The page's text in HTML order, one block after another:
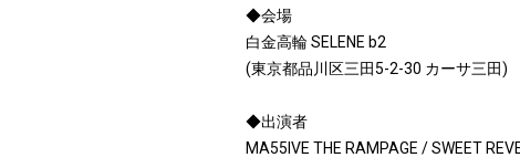
◆会場
白金高輪 SELENE b2
(東京都品川区三田5-2-30 カーサ三田)
◆出演者
MA55IVE THE RAMPAGE / SWEET